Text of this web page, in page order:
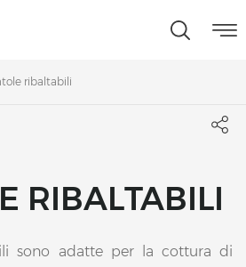
ribaltabili
RIBALTABILI
sono adatte per la cottura di